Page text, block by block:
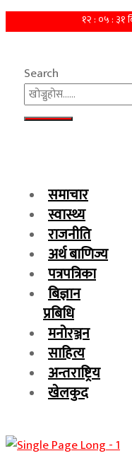
Search
समाचार
स्वास्थ्य
राजनीति
अर्थ बाणिज्य
पत्रपत्रिका
बिज्ञान
प्रबिधि
मनोरञ्जन
साहित्य
अन्तराष्ट्रिय
खेलकुद